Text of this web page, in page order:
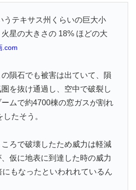
うテキサス州くらいの巨大小
星の大きさの 18% ほどの大
.com
隕石でも被害は出ていて、隕
を抜け通過し、空中で破裂し
ムで約4700棟の窓ガスが割れ
たそう。
ころで破壊したため威力は軽減
仮に地表に到達した時の威力
もなったといわれれているん